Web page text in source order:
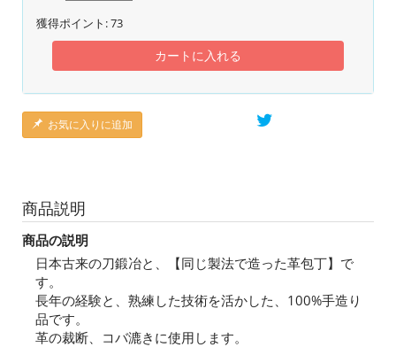
獲得ポイント:73
カートに入れる
お気に入りに追加
商品説明
商品の説明
日本古来の刀鍛冶と、【同じ製法で造った革包丁】で
す。
長年の経験と、熟練した技術を活かした、100%手造り
品です。
革の裁断、コバ漉きに使用します。